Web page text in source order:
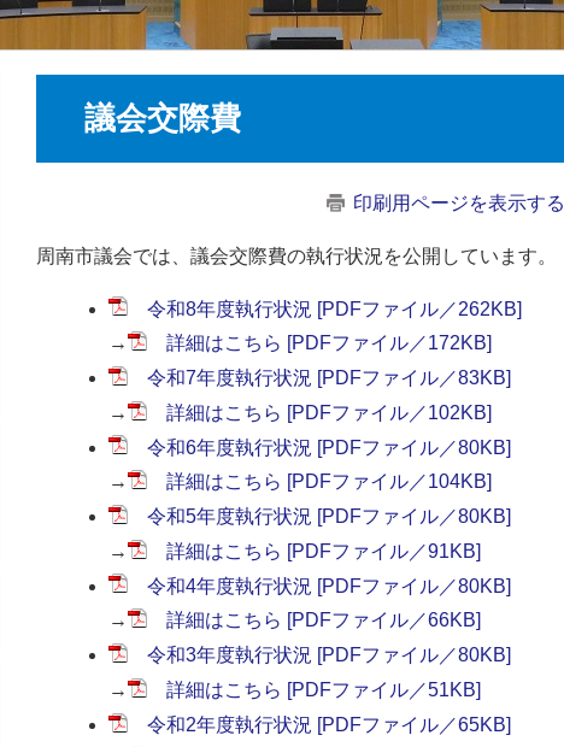
議会交際費
印刷用ページを表示する
周南市議会では、議会交際費の執行状況を公開しています。​
令和8年度執行状況 [PDFファイル／262KB]
→
詳細はこちら [PDFファイル／172KB]
令和7年度執行状況 [PDFファイル／83KB]
→
詳細はこちら [PDFファイル／102KB]
令和6年度執行状況 [PDFファイル／80KB]
→
詳細はこちら [PDFファイル／104KB]
令和5年度執行状況 [PDFファイル／80KB]
→
詳細はこちら [PDFファイル／91KB]
令和4年度執行状況 [PDFファイル／80KB]
→
詳細はこちら [PDFファイル／66KB]
令和3年度執行状況 [PDFファイル／80KB]
→
詳細はこちら [PDFファイル／51KB]
令和2年度執行状況 [PDFファイル／65KB]